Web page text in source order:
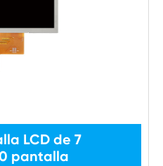
LCD de 7
pantalla